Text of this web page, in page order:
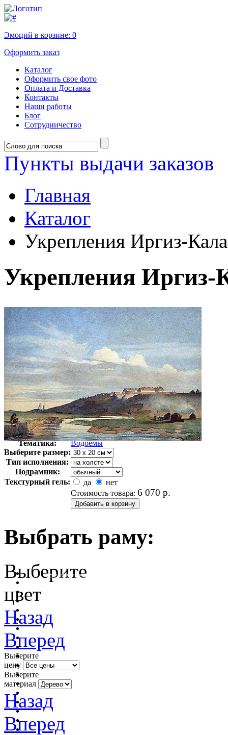
Эмоций в корзине: 0
Оформить заказ
Каталог
Оформить свое фото
Оплата и Доставка
Контакты
Наши работы
Блог
Сотрудничество
Пункты выдачи заказов
Главная
Каталог
Укрепления Иргиз-Кала
Укрепления Иргиз-
Автор:
Шевченко Тарас Григорьевич
Арт-стиль
Русская живопись XIX века
Тематика:
Водоемы
Выберите размер:
Тип исполнения:
Подрамник:
Текстурный гель:
да
нет
Стоимость товара: 6 070 р.
Выбрать раму:
очистить фильтр цвета
Выберите
цвет
Назад
Вперед
Выберите
цену
Выберите
материал
Назад
Вперед